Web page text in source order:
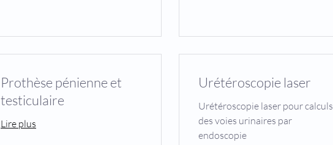
Prothèse pénienne et
testiculaire
Lire plus
Urétéroscopie laser
Urétéroscopie laser pour calculs
des voies urinaires par
endoscopie